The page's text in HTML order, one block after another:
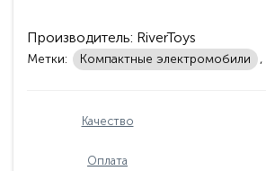
Производитель: RiverToys
Метки: Компактные электромобили ,
Качество
Оплата